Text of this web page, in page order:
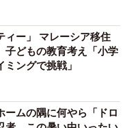
介護を乗り越えた猫
歳の誕生日を迎えて感